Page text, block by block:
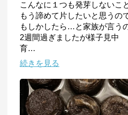
こんなに１つも発芽しないこ
もう諦めて片したいと思うの
もしかしたら…と家族が言う
2週間過ぎましたが様子見中
育…
続きを見る